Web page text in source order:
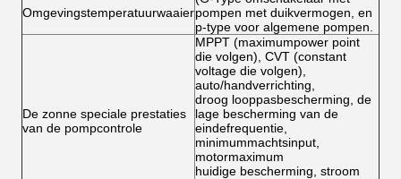
Omgevingstemperatuurwaaierpompen met duikvermogen, en
p-type voor algemene pompen.
De zonne speciale prestaties
van de pompcontrole
MPPT (maximumpower point
die volgen), CVT (constant
voltage die volgen),
auto/handverrichting,
droog looppasbescherming, de
lage bescherming van de
eindefrequentie,
minimummachtsinput,
motormaximum
huidige bescherming, stroom